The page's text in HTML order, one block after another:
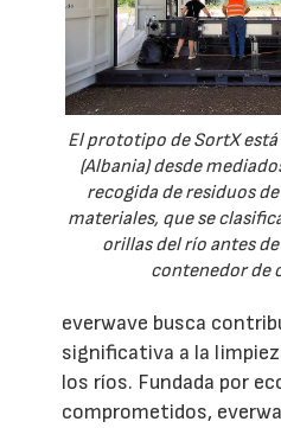
El prototipo de SortX
(Albania) desde
recogida de residuos
materiales, que se
orillas del río antes
contenedor de
everwave busca
significativa a la
los ríos. Fundada por
comprometidos,